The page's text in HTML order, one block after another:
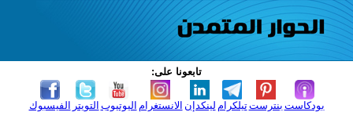
تابعونا على:
الفيسبوك التويتر اليوتيوب الانستغرام لينكدإن تيلكرامبنترست بودكاست